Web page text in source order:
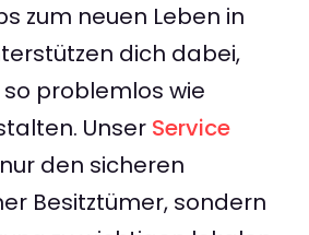
zum neuen Leben in
dich dabei,
problemlos wie
Unser Service
den sicheren
Besitztümer, sondern